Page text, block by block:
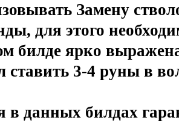
Замену
для этого
билде ярко
ставить 3-4 руны в
в данных билдах